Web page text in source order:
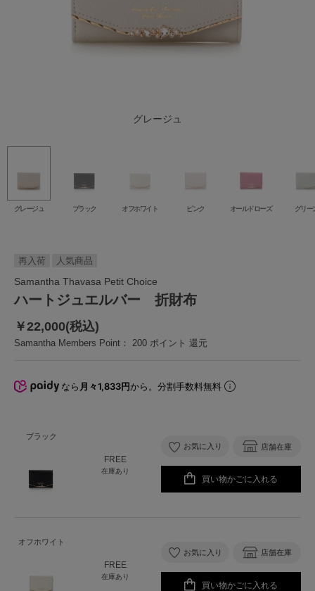
グレージュ
ブラック
オフホワイト
ピンク
オールドローズ
グリーン
ダルブルー
グレージュ ブラック オフホワイト ピンク オールドローズ グリー
Samantha Thavasa Petit Choice
ハートジュエルバー 折財布
再入荷 人気商品
￥22,000(税込)
Samantha Members Point： 200 ポイント 還元
なら 月々1,833円から。分割手数料無料
ブラック
FREE
在庫あり
お気に入り 店舗在庫
買い物かごに入れる
オフホワイト
FREE
在庫あり
お気に入り 店舗在庫
買い物かごに入れる